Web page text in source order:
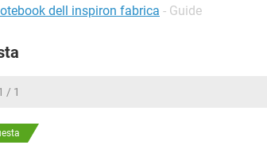
dell inspiron fabrica - Guide
/ 1